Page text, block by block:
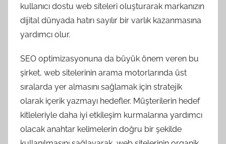
kullanıcı dostu web siteleri oluşturarak markanızın
dijital dünyada hatırı sayılır bir varlık kazanmasına
yardımcı olur.
SEO optimizasyonuna da büyük önem veren bu
şirket, web sitelerinin arama motorlarında üst
sıralarda yer almasını sağlamak için stratejik
olarak içerik yazmayı hedefler. Müşterilerin hedef
kitleleriyle daha iyi etkileşim kurmalarına yardımcı
olacak anahtar kelimelerin doğru bir şekilde